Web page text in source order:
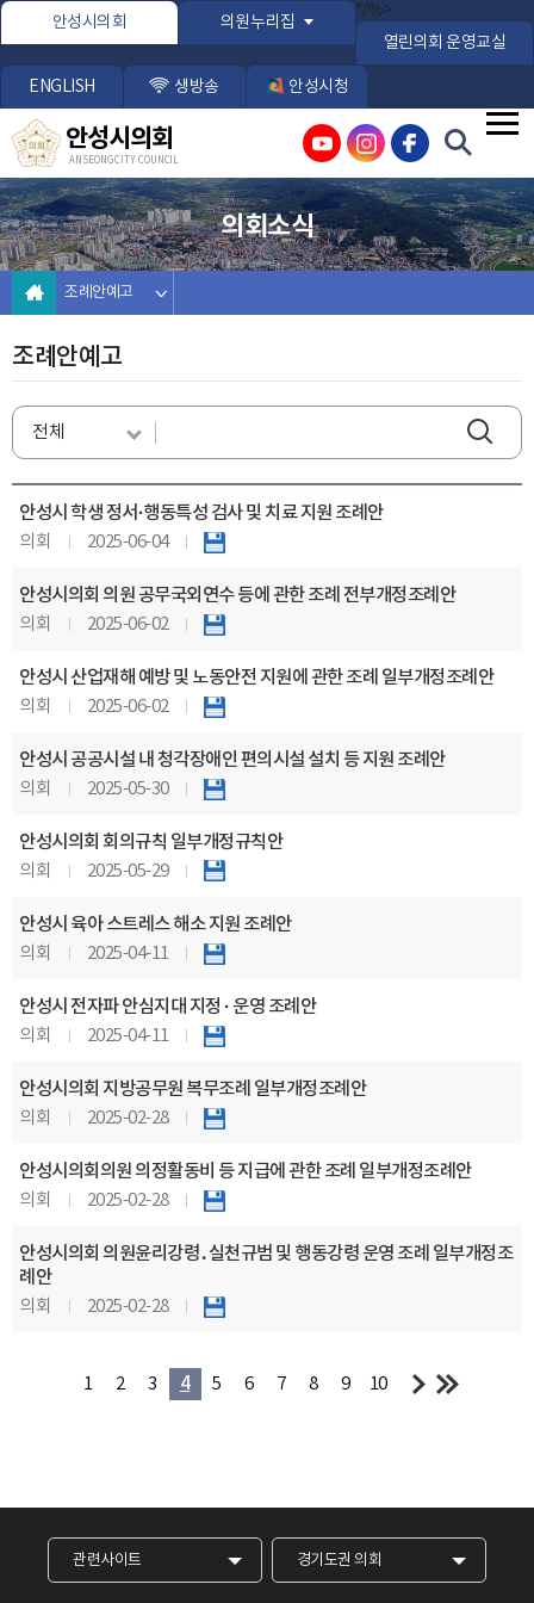
본문바로가기
안성시의회 의원누리집
*/%>
열린의회 운영교실
ENGLISH 생방송 안성시청
안성시의회
ANSEONG CITY COUNCIL
의회소식
조례안예고
조례안예고
안성시 학생 정서·행동특성 검사 및 치료 지원 조례안
의회 2025-06-04
안성시의회 의원 공무국외연수 등에 관한 조례 전부개정조례안
의회 2025-06-02
안성시 산업재해 예방 및 노동안전 지원에 관한 조례 일부개정조례안
의회 2025-06-02
안성시 공공시설 내 청각장애인 편의시설 설치 등 지원 조례안
의회 2025-05-30
안성시의회 회의규칙 일부개정규칙안
의회 2025-05-29
안성시 육아 스트레스 해소 지원 조례안
의회 2025-04-11
안성시 전자파 안심지대 지정 · 운영 조례안
의회 2025-04-11
안성시의회 지방공무원 복무조례 일부개정조례안
의회 2025-02-28
안성시의회의원 의정활동비 등 지급에 관한 조례 일부개정조례안
의회 2025-02-28
안성시의회 의원윤리강령․실천규범 및 행동강령 운영 조례 일부개정조
례안
의회 2025-02-28
1 2 3 4 5 6 7 8 9 10
관련사이트 경기도권 의회